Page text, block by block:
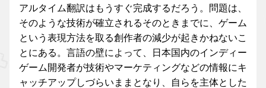
アルタイム翻訳はもうすぐ完成するだろう。問題は、
そのような技術が確立されるそのときまでに、ゲーム
という表現方法を取る創作者の減少が起きかねないこ
とにある。言語の壁によって、日本国内のインディー
ゲーム開発者が技術やマーケティングなどの情報にキ
ャッチアップしづらいままとなり、自らを主体とした